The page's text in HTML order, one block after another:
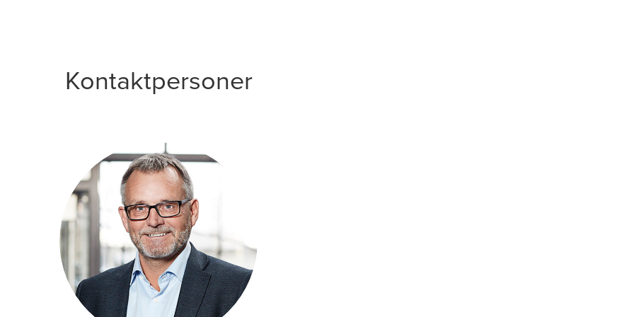
Kontaktpersoner